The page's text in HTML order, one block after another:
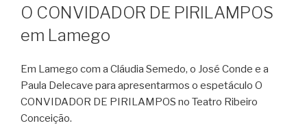
EM
O CONVIDADOR DE PIRILAMPOS
em Lamego
Em Lamego com a Cláudia Semedo, o José Conde e a
Paula Delecave para apresentarmos o espetáculo O
CONVIDADOR DE PIRILAMPOS no Teatro Ribeiro
Conceição.